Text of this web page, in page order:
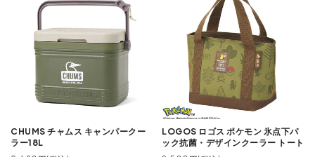
CHUMS チャムス キャンパークー
ラー18L
LOGOS ロゴス ポケモン 氷点下パ
ック抗菌・デザインクーラー トート